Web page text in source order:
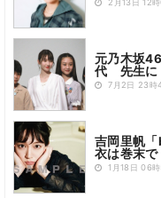
2月13日 12
元乃木坂
代 先生に
7月2日 23時
吉岡里帆
衣は巻末で
1月18日 06